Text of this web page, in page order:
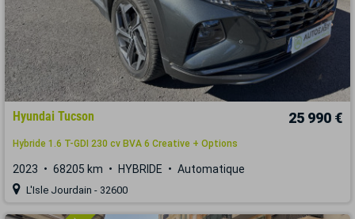
Hyundai Tucson 25 990 €
Hybride 1.6 T-GDI 230 cv BVA 6 Creative + Options
2023 68205 km HYBRIDE Automatique
L'Isle Jourdain - 32600